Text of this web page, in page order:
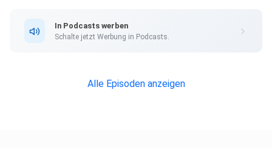
In Podcasts werben
Schalte jetzt Werbung in Podcasts.
Alle Episoden anzeigen